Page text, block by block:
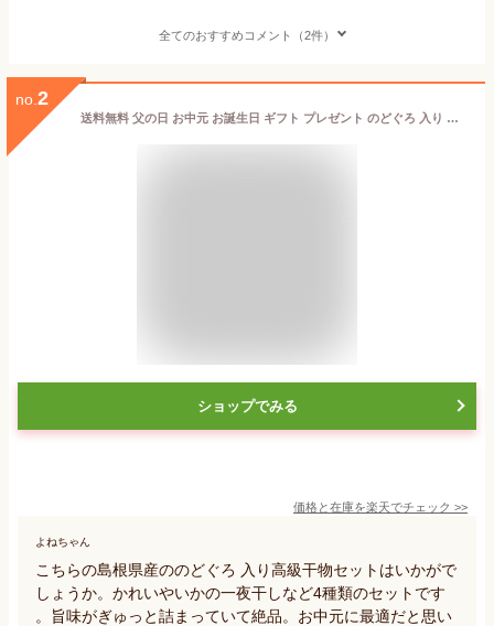
全てのおすすめコメント（2件）
no. 2
送料無料 父の日 お中元 お誕生日 ギフト プレゼント のどぐろ 入り 干物セット 島根県産 日本海 国産 干物 一夜干し 4種類 詰合せ 白身のトロ ノドグロ (あかむつ) かれい 鯵 ( あじ ) いか の 一夜干し セット 内祝い 贈り物 お取り寄せ 産地直送 海鮮 ギフト 水産加工
ショップでみる
価格と在庫を楽天でチェック >>
よねちゃん
こちらの島根県産ののどぐろ 入り高級干物セットはいかがで
しょうか。かれいやいかの一夜干しなど4種類のセットです
。旨味がぎゅっと詰まっていて絶品。お中元に最適だと思い